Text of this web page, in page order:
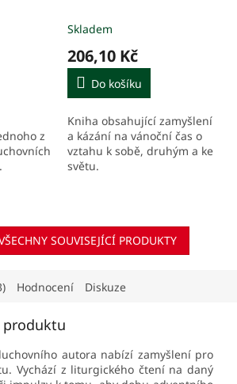
z
Vánocích
Skladem
206,10 Kč
Do košíku
Kniha obsahující zamyšlení
a kázání na vánoční čas o
vztahu k sobě, druhým a ke
světu.
SOUVISEJÍCÍ PRODUKTY
Hodnocení Diskuze
autora nabízí zamyšlení pro
Vychází z liturgického čtení na daný